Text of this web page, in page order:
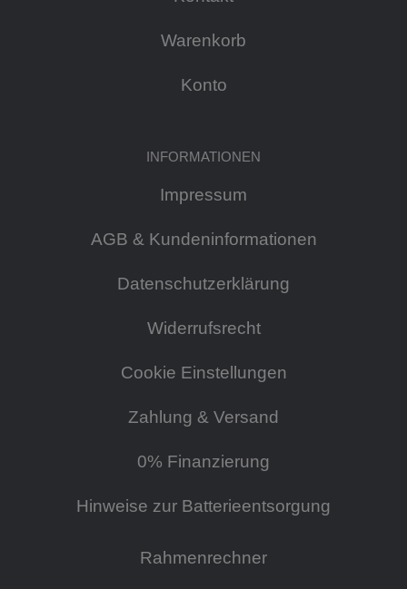
Warenkorb
Konto
INFORMATIONEN
Impressum
AGB & Kundeninformationen
Datenschutzerklärung
Widerrufsrecht
Cookie Einstellungen
Zahlung & Versand
0% Finanzierung
Hinweise zur Batterieentsorgung
Rahmenrechner